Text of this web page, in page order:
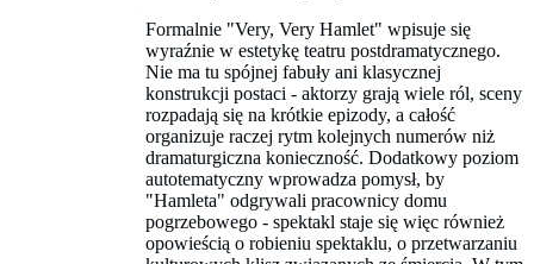
Formalnie "Very, Very Hamlet" wpisuje się
wyraźnie w estetykę teatru postdramatycznego.
Nie ma tu spójnej fabuły ani klasycznej
konstrukcji postaci - aktorzy grają wiele ról, sceny
rozpadają się na krótkie epizody, a całość
organizuje raczej rytm kolejnych numerów niż
dramaturgiczna konieczność. Dodatkowy poziom
autotematyczny wprowadza pomysł, by
"Hamleta" odgrywali pracownicy domu
pogrzebowego - spektakl staje się więc również
opowieścią o robieniu spektaklu, o przetwarzaniu